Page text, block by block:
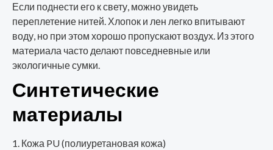
Если поднести его к свету, можно увидеть
переплетение нитей. Хлопок и лен легко впитывают
воду, но при этом хорошо пропускают воздух. Из этого
материала часто делают повседневные или
экологичные сумки.
Синтетические
материалы
Кожа PU (полиуретановая кожа)